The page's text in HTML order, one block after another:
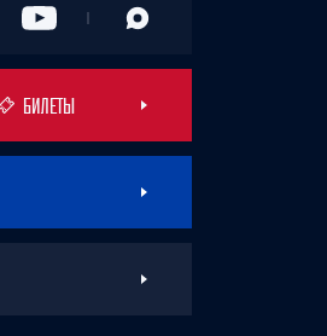
БИЛЕТЫ